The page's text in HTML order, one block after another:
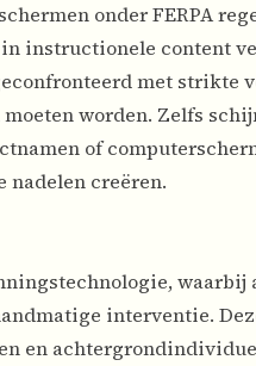
onder FERPA
instructionele content
met strikte
worden. Zelfs
of
creëren.
interventie.
en